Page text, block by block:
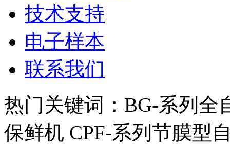
技术支持
电子样本
联系我们
热门关键词：BG-系列全
保鲜机 CPF-系列节膜型